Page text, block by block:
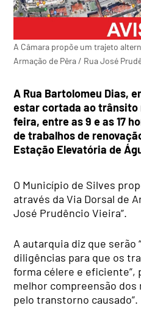
A Câmara propõe um trajeto
Armação de Pêra / Rua José
A Rua Bartolomeu Dias,
estar cortada ao trânsito
feira, entre as 9 e as 17
de trabalhos de
Estação Elevatória de
O Município de Silves
através da Via Dorsal de
José Prudêncio Vieira”.
A autarquia diz que serão
diligências para que os
forma célere e eficiente”,
melhor compreensão
pelo transtorno causado”.